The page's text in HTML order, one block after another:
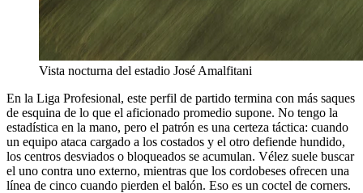
Vista nocturna del estadio José Amalfitani
En la Liga Profesional, este perfil de partido termina con más saques
de esquina de lo que el aficionado promedio supone. No tengo la
estadística en la mano, pero el patrón es una certeza táctica: cuando
un equipo ataca cargado a los costados y el otro defiende hundido,
los centros desviados o bloqueados se acumulan. Vélez suele buscar
el uno contra uno externo, mientras que los cordobeses ofrecen una
línea de cinco cuando pierden el balón. Eso es un coctel de corners.